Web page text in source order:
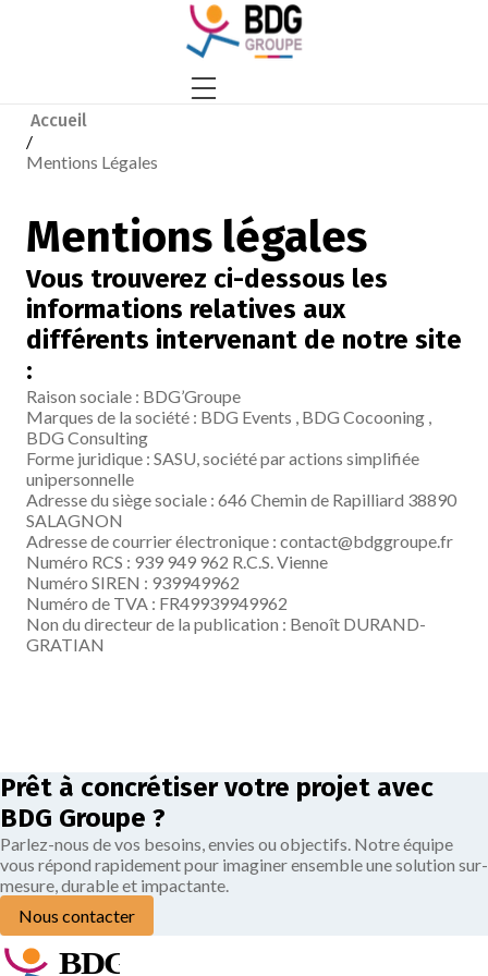
Accueil
/
Mentions Légales
Mentions légales
Vous trouverez ci-dessous les
informations relatives aux
différents intervenant de notre site
:
Raison sociale : BDG’Groupe
Marques de la société : BDG Events , BDG Cocooning ,
BDG Consulting
Forme juridique : SASU, société par actions simplifiée
unipersonnelle
Adresse du siège sociale : 646 Chemin de Rapilliard 38890
SALAGNON
Adresse de courrier électronique : contact@bdggroupe.fr
Numéro RCS : 939 949 962 R.C.S. Vienne
Numéro SIREN : 939949962
Numéro de TVA : FR49939949962
Non du directeur de la publication : Benoît DURAND-
GRATIAN
Prêt à concrétiser votre projet avec
BDG Groupe ?
Parlez-nous de vos besoins, envies ou objectifs. Notre équipe
vous répond rapidement pour imaginer ensemble une solution sur-
mesure, durable et impactante.
Nous contacter